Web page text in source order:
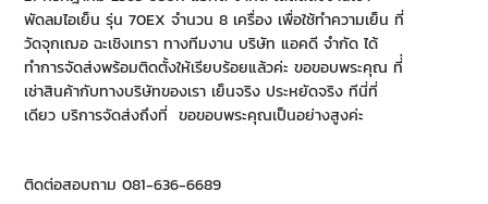
พัดลมไอเย็น รุ่น 70EX จำนวน 8 เครื่อง เพื่อใช้ทำความเย็น ที่
วัดจุกเฌอ ฉะเชิงเทรา ทางทีมงาน บริษัท แอคดี จำกัด ได้
ทำการจัดส่งพร้อมติดตั้งให้เรียบร้อยแล้วค่ะ ขอขอบพระคุณ ที่่
เช่าสินค้ากับทางบริษัทของเรา เย็นจริง ประหยัดจริง ทีนี่ที่
เดียว บริการจัดส่งถึงที่ ขอขอบพระคุณเป็นอย่างสูงค่ะ
ติดต่อสอบถาม 081-636-6689